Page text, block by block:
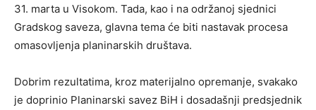
31. marta u Visokom. Tada, kao i na održanoj sjednici
Gradskog saveza, glavna tema će biti nastavak procesa
omasovljenja planinarskih društava.
Dobrim rezultatima, kroz materijalno opremanje, svakako
je doprinio Planinarski savez BiH i dosadašnji predsjednik